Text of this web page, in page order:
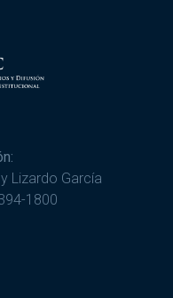
Lizardo García
1800